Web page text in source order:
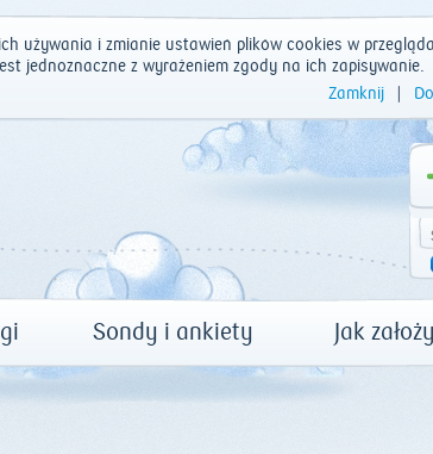
używania i zmianie ustawień plików cookies w
jednoznaczne z wyrażeniem zgody na ich zapisywanie.
Zamknij
Sondy i ankiety Jak